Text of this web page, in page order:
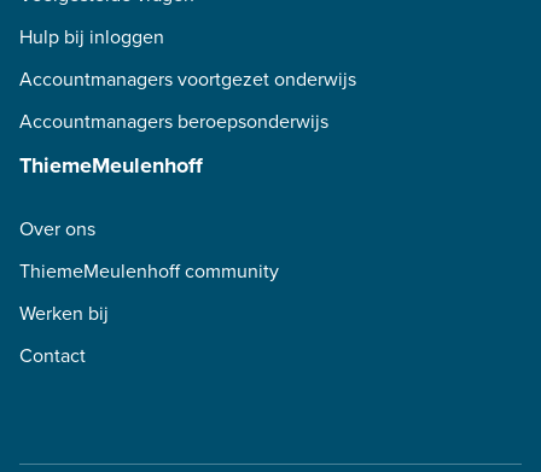
Hulp bij inloggen
Accountmanagers voortgezet onderwijs
Accountmanagers beroepsonderwijs
ThiemeMeulenhoff
Over ons
ThiemeMeulenhoff community
Werken bij
Contact